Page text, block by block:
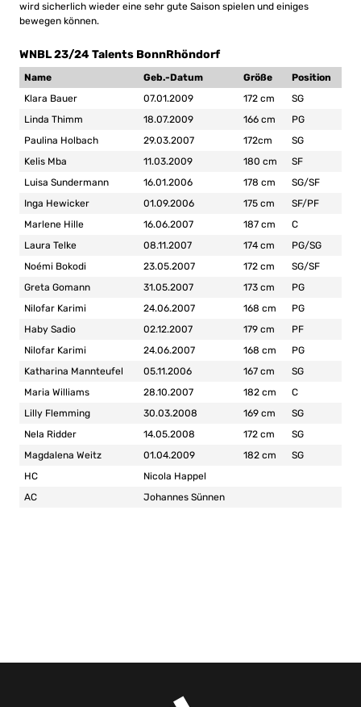
wird sicherlich wieder eine sehr gute Saison spielen und einiges
bewegen können.
WNBL 23/24 Talents BonnRhöndorf
Name Geb.-Datum Größe
Position
Klara Bauer
07.01.2009 172 cm
SG
Linda Thimm
18.07.2009 166 cm
PG
Paulina Holbach
29.03.2007 172cm
SG
Kelis Mba
11.03.2009 180 cm
SF
Luisa Sundermann
16.01.2006 178 cm
SG/SF
Inga Hewicker
01.09.2006 175 cm
SF/PF
Marlene Hille
16.06.2007 187 cm
C
Laura Telke
08.11.2007 174 cm
PG/SG
Noémi Bokodi
23.05.2007 172 cm
SG/SF
Greta Gomann
31.05.2007 173 cm
PG
Nilofar Karimi
24.06.2007 168 cm
PG
Haby Sadio
02.12.2007 179 cm
PF
Nilofar Karimi
24.06.2007 168 cm
PG
Katharina Mannteufel
05.11.2006 167 cm
SG
Maria Williams
28.10.2007 182 cm
C
Lilly Flemming
30.03.2008 169 cm
SG
Nela Ridder
14.05.2008 172 cm
SG
Magdalena Weitz
01.04.2009 182 cm
SG
HC
Nicola Happel
AC
Johannes Sünnen